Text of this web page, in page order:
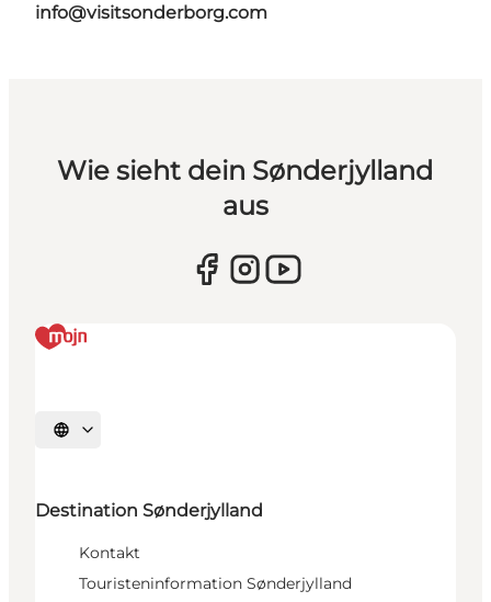
info@visitsonderborg.com
Wie sieht dein Sønderjylland
aus
Sprache auswählen
Destination Sønderjylland
Kontakt
Touristeninformation Sønderjylland